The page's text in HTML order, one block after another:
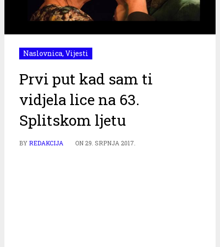
Naslovnica, Vijesti
Prvi put kad sam ti
vidjela lice na 63.
Splitskom ljetu
BYREDAKCIJA ON 29. SRPNJA 2017.